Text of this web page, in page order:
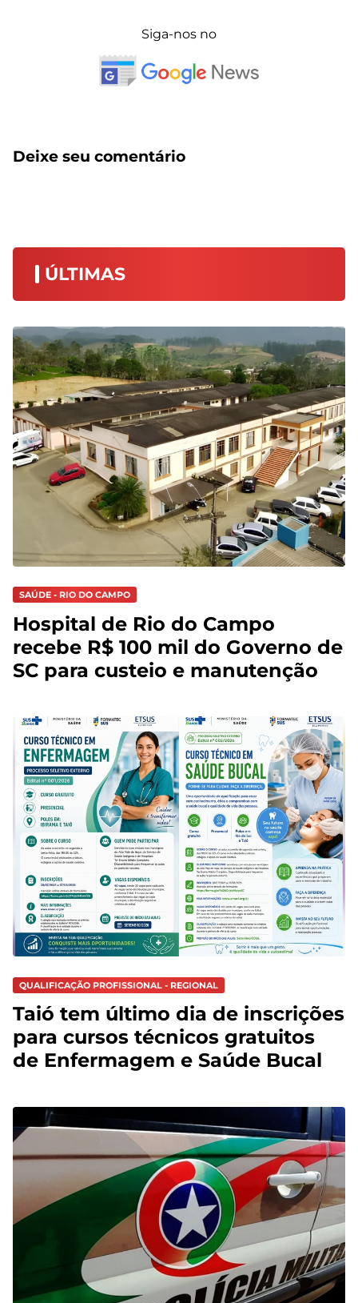
Siga-nos no
Deixe seu comentário
ÚLTIMAS
SAÚDE - RIO DO CAMPO
Hospital de Rio do Campo
recebe R$ 100 mil do Governo de
SC para custeio e manutenção
QUALIFICAÇÃO PROFISSIONAL - REGIONAL
Taió tem último dia de inscrições
para cursos técnicos gratuitos
de Enfermagem e Saúde Bucal